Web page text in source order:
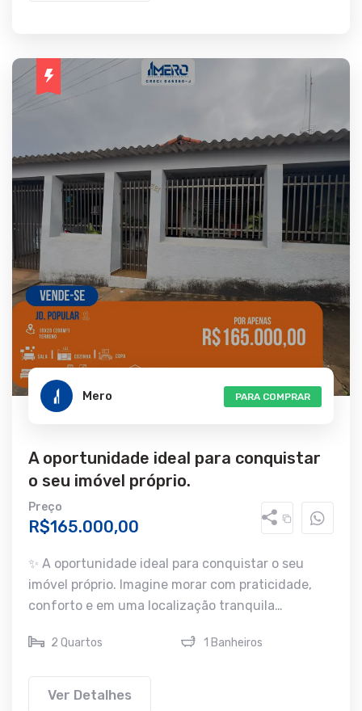
Mero PARA COMPRAR
A oportunidade ideal para conquistar
o seu imóvel próprio.
Preço
R$165.000,00
✨ A oportunidade ideal para conquistar o seu
imóvel próprio. Imagine morar com praticidade,
conforto e em uma localização tranquila…
2 Quartos 1 Banheiros
Ver Detalhes